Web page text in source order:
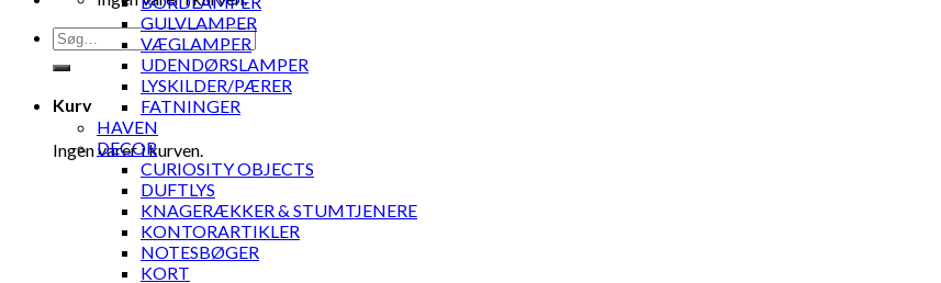
Søg
efter:
Kurv
Ingen varer i kurven.
GULVLAMPER
VÆGLAMPER
UDENDØRSLAMPER
LYSKILDER/PÆRER
FATNINGER
HAVEN
DECOR
CURIOSITY OBJECTS
DUFTLYS
KNAGERÆKKER & STUMTJENERE
KONTORARTIKLER
NOTESBØGER
KORT